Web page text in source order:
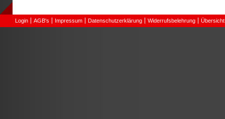
Login AGB's Impressum Datenschutzerklärung Widerrufsbelehrung